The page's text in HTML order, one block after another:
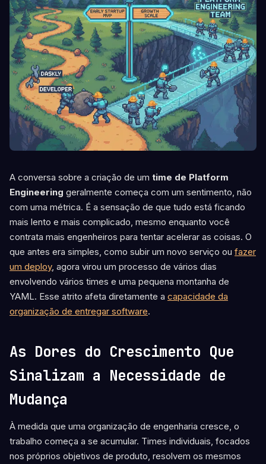
A conversa sobre a criação de um time de Platform
Engineering geralmente começa com um sentimento, não
com uma métrica. É a sensação de que tudo está ficando
mais lento e mais complicado, mesmo enquanto você
contrata mais engenheiros para tentar acelerar as coisas. O
que antes era simples, como subir um novo serviço ou fazer
um deploy, agora virou um processo de vários dias
envolvendo vários times e uma pequena montanha de
YAML. Esse atrito afeta diretamente a capacidade da
organização de entregar software.
As Dores do Crescimento Que
Sinalizam a Necessidade de
Mudança
À medida que uma organização de engenharia cresce, o
trabalho começa a se acumular. Times individuais, focados
nos próprios objetivos de produto, resolvem os mesmos